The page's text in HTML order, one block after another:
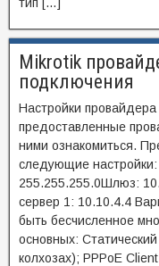
Mikrotik
подключения
Настройки
предоставленные
ними ознакомиться.
следующие
255.255.255.0Шлюз:
сервер 1: 10.10.4.4
быть бесчисленное
основных:
колхозах); PPPoE